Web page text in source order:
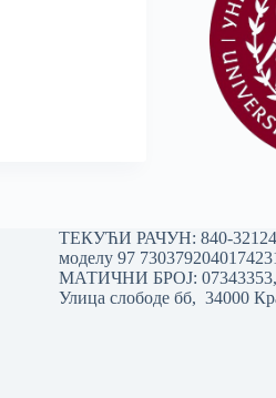
ТЕКУЋИ РАЧУН: 840-
моделу 97
МАТИЧНИ БРОЈ: 07343353,
Улица слободе бб, 34000